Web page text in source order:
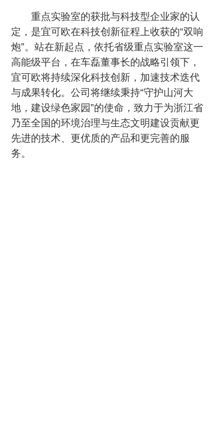
重点实验室的获批与科技型企业家的认
定，是宜可欧在科技创新征程上收获的“双响
炮”。站在新起点，依托省级重点实验室这一
高能级平台，在车磊董事长的战略引领下，
宜可欧将持续深化科技创新，加速技术迭代
与成果转化。公司将继续秉持“守护山河大
地，建设绿色家园”的使命，致力于为浙江省
乃至全国的环境治理与生态文明建设贡献更
先进的技术、更优质的产品和更完善的服
务。